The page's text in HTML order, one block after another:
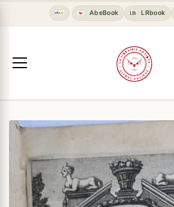
AbeBook LRbook